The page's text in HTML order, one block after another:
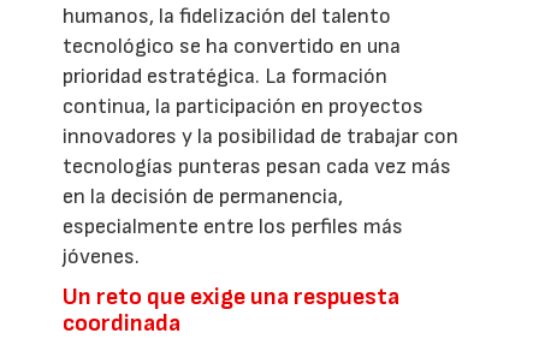
humanos, la fidelización del talento
tecnológico se ha convertido en una
prioridad estratégica. La formación
continua, la participación en proyectos
innovadores y la posibilidad de trabajar con
tecnologías punteras pesan cada vez más
en la decisión de permanencia,
especialmente entre los perfiles más
jóvenes.
Un reto que exige una respuesta
coordinada